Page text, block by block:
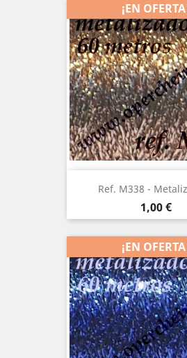
Ref. M338 -
Precio
1,00 €
¡EN
¡EN